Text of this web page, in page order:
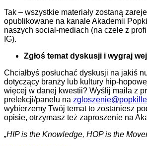
Tak – wszystkie materiały zostaną
opublikowane na kanale Akademii
naszych social-mediach (na czele z
IG).
Zgłoś temat dyskusji i wygraj
Chciałbyś posłuchać dyskusji na jakiś
dotyczący branży lub kultury hip-
więcej w danej kwestii? Wyślij maila z
prelekcji/panelu na
wybierzemy Twój temat to zostaniesz
opisie, otrzymasz też zaproszenie na
„HIP is the Knowledge, HOP is the